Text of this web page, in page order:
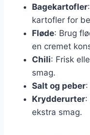
Bagekartofler
kartofler for
Fløde: Brug
en cremet
Chili: Frisk
smag.
Salt og peber
Krydderurter:
ekstra smag.